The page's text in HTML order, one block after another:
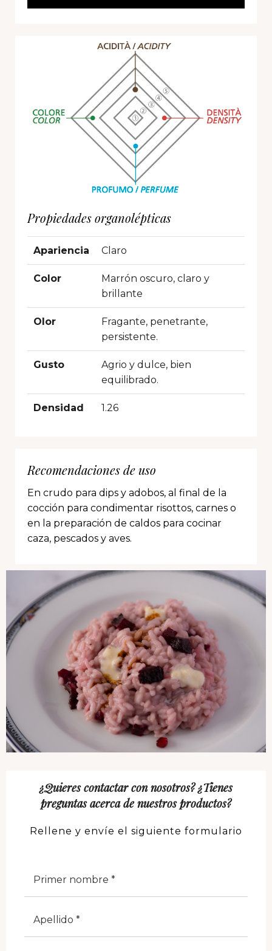
Propiedades organolépticas
Apariencia Claro
Color
Marrón oscuro, claro y
brillante
Olor
Fragante, penetrante,
persistente.
Gusto
Agrio y dulce, bien
equilibrado.
Densidad 1.26
Recomendaciones de uso
En crudo para dips y adobos, al final de la
cocción para condimentar risottos, carnes o
en la preparación de caldos para cocinar
caza, pescados y aves.
¿Quieres contactar con nosotros? ¿Tienes
preguntas acerca de nuestros productos?
Rellene y envíe el siguiente formulario